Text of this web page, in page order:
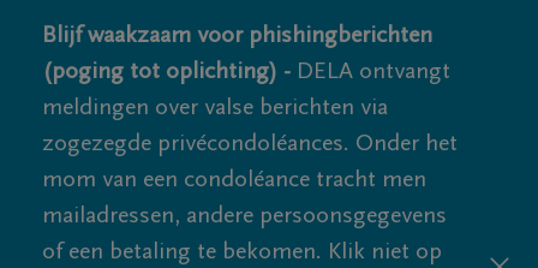
Blijf waakzaam voor phishingberichten
(poging tot oplichting) - DELA ontvangt
meldingen over valse berichten via
zogezegde privécondoléances. Onder het
mom van een condoléance tracht men
mailadressen, andere persoonsgegevens
of een betaling te bekomen. Klik niet op